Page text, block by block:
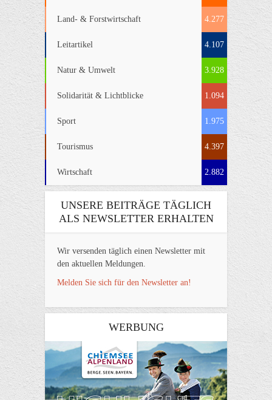
Land- & Forstwirtschaft 4.277
Leitartikel 4.107
Natur & Umwelt 3.928
Solidarität & Lichtblicke 1.094
Sport 1.975
Tourismus 4.397
Wirtschaft 2.882
UNSERE BEITRÄGE TÄGLICH
ALS NEWSLETTER ERHALTEN
Wir versenden täglich einen Newsletter mit
den aktuellen Meldungen.
Melden Sie sich für den Newsletter an!
WERBUNG